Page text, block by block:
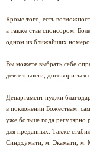
Кроме того, есть
а также став спонсором.
одном из ближайших
Вы можете выбрать себе
деятелньости,
Департамент пуджи
в поклонении Божествам:
уже больше года регулярно
для преданных. Также
Синдхумати, м. Экамати, м.